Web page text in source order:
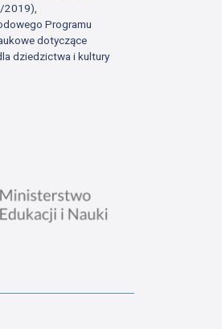
Programu
dotyczące
dziedzictwa i kultury